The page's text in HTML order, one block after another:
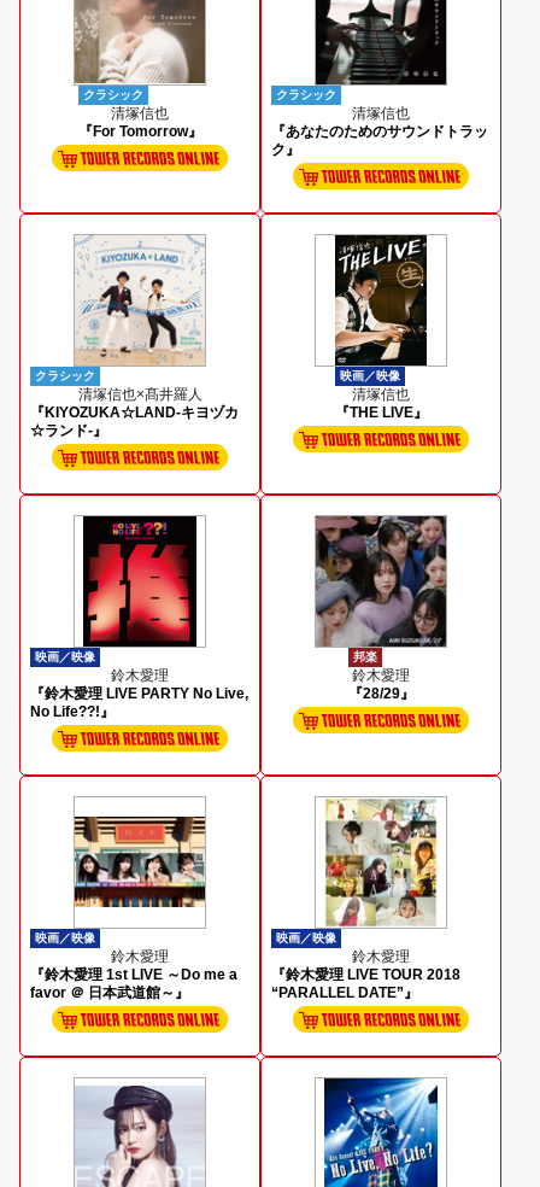
クラシック
清塚信也
『For Tomorrow』
クラシック
清塚信也
『あなたのためのサウンドトラッ
ク』
クラシック
清塚信也×髙井羅人
『KIYOZUKA☆LAND-キヨヅカ
☆ランド-』
映画／映像
清塚信也
『THE LIVE』
映画／映像
鈴木愛理
『鈴木愛理 LIVE PARTY No Live,
No Life??!』
邦楽
鈴木愛理
『28/29』
映画／映像
鈴木愛理
『鈴木愛理 1st LIVE ～Do me a
favor ＠ 日本武道館～』
映画／映像
鈴木愛理
『鈴木愛理 LIVE TOUR 2018
“PARALLEL DATE”』